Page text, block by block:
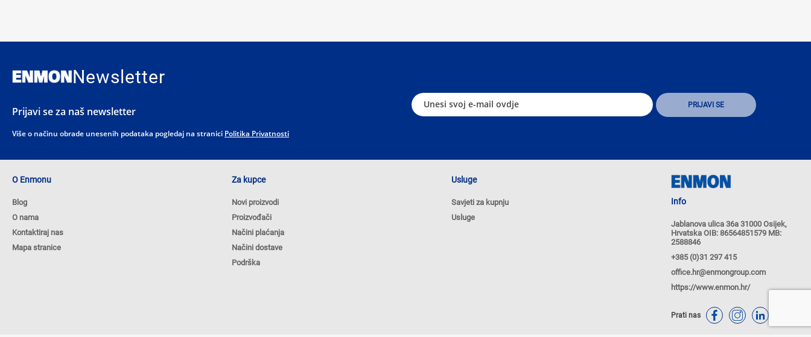
Newsletter
Prijavi se za naš newsletter
Više o načinu obrade unesenih podataka pogledaj na stranici Politika Privatnosti
O Enmonu
Blog
O nama
Kontaktiraj nas
Mapa stranice
Za kupce
Novi proizvodi
Proizvođači
Načini plaćanja
Načini dostave
Podrška
Usluge
Savjeti za kupnju
Usluge
Info
Jablanova ulica 36a 31000 Osijek,
Hrvatska OIB: 86564851579 MB:
2588846
+385 (0)31 297 415
office.hr@enmongroup.com
https://www.enmon.hr/
Prati nas